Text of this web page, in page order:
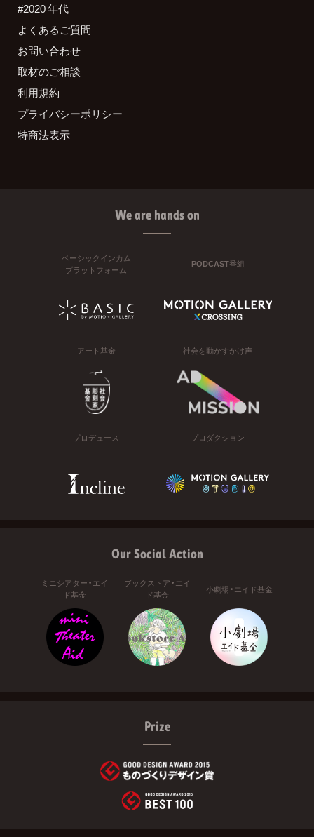
#2020 年代
よくあるご質問
お問い合わせ
取材のご相談
利用規約
プライバシーポリシー
特商法表示
We are hands on
ベーシックインカム
プラットフォーム
PODCAST番組
アート基金 社会を動かすかけ声
プロデュース プロダクション
Our Social Action
ミニシアター・エイ
ド基金
ブックストア・エイ
ド基金
小劇場・エイド基金
Prize